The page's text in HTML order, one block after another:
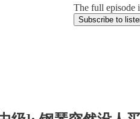
The full episode
Subscribe to